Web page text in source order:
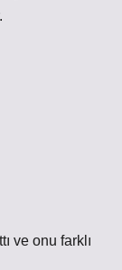
ve onu farklı